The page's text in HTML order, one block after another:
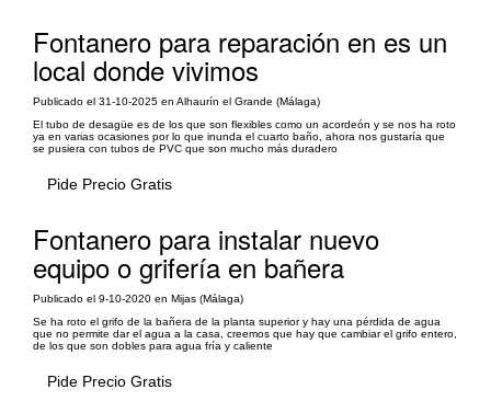
Fontanero para reparación en es un
local donde vivimos
Publicado el 31-10-2025 en Alhaurín el Grande (Málaga)
El tubo de desagüe es de los que son flexibles como un acordeón y se nos ha roto
ya en varias ocasiones por lo que inunda el cuarto baño, ahora nos gustaría que
se pusiera con tubos de PVC que son mucho más duradero
Pide Precio Gratis
Fontanero para instalar nuevo
equipo o grifería en bañera
Publicado el 9-10-2020 en Mijas (Málaga)
Se ha roto el grifo de la bañera de la planta superior y hay una pérdida de agua
que no permite dar el agua a la casa, creemos que hay que cambiar el grifo entero,
de los que son dobles para agua fría y caliente
Pide Precio Gratis